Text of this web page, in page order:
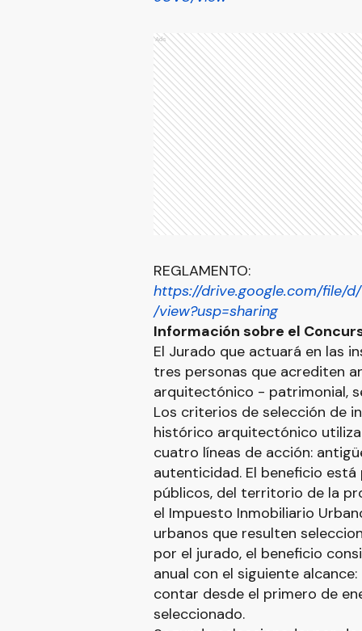
Ads
REGLAMENTO:
https://drive.google.com/file/d/
/view?usp=sharing
Información sobre el
El Jurado que actuará en las
tres personas que acrediten
arquitectónico - patrimonial,
Los criterios de selección de
histórico arquitectónico
cuatro líneas de acción:
autenticidad. El beneficio
públicos, del territorio de la
el Impuesto Inmobiliario
urbanos que resulten
por el jurado, el beneficio
anual con el siguiente
contar desde el primero de
seleccionado.